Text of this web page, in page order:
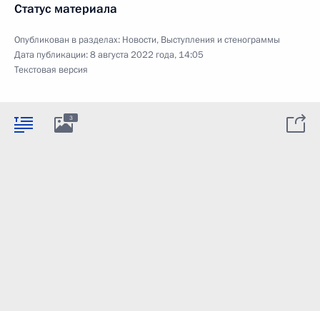
Статус материала
Опубликован в разделах: Новости, Выступления и стенограммы
Дата публикации:8 августа 2022 года, 14:05
Текстовая версия
3